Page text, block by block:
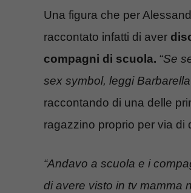
Una figura che per
raccontato infatti di aver
compagni di scuola. “Se
sex symbol, leggi
raccontando di una delle
ragazzino proprio per via di
“Andavo a scuola e i
di avere visto in tv mamma